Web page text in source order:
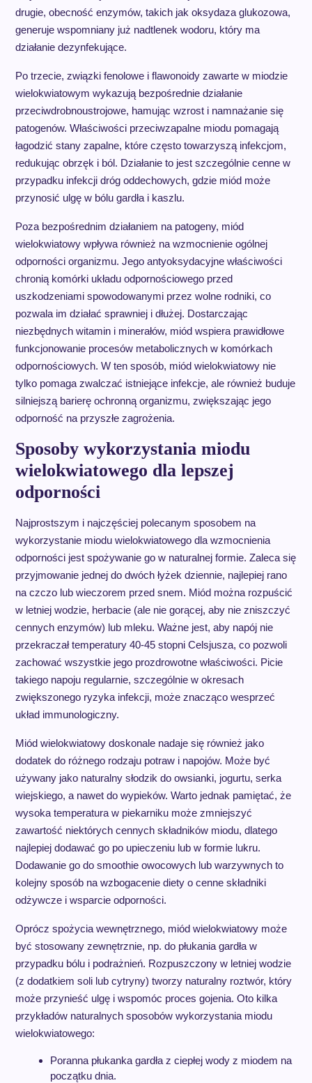
drugie, obecność enzymów, takich jak oksydaza glukozowa,
generuje wspomniany już nadtlenek wodoru, który ma
działanie dezynfekujące.
Po trzecie, związki fenolowe i flawonoidy zawarte w miodzie
wielokwiatowym wykazują bezpośrednie działanie
przeciwdrobnoustrojowe, hamując wzrost i namnażanie się
patogenów. Właściwości przeciwzapalne miodu pomagają
łagodzić stany zapalne, które często towarzyszą infekcjom,
redukując obrzęk i ból. Działanie to jest szczególnie cenne w
przypadku infekcji dróg oddechowych, gdzie miód może
przynosić ulgę w bólu gardła i kaszlu.
Poza bezpośrednim działaniem na patogeny, miód
wielokwiatowy wpływa również na wzmocnienie ogólnej
odporności organizmu. Jego antyoksydacyjne właściwości
chronią komórki układu odpornościowego przed
uszkodzeniami spowodowanymi przez wolne rodniki, co
pozwala im działać sprawniej i dłużej. Dostarczając
niezbędnych witamin i minerałów, miód wspiera prawidłowe
funkcjonowanie procesów metabolicznych w komórkach
odpornościowych. W ten sposób, miód wielokwiatowy nie
tylko pomaga zwalczać istniejące infekcje, ale również buduje
silniejszą barierę ochronną organizmu, zwiększając jego
odporność na przyszłe zagrożenia.
Sposoby wykorzystania miodu
wielokwiatowego dla lepszej
odporności
Najprostszym i najczęściej polecanym sposobem na
wykorzystanie miodu wielokwiatowego dla wzmocnienia
odporności jest spożywanie go w naturalnej formie. Zaleca się
przyjmowanie jednej do dwóch łyżek dziennie, najlepiej rano
na czczo lub wieczorem przed snem. Miód można rozpuścić
w letniej wodzie, herbacie (ale nie gorącej, aby nie zniszczyć
cennych enzymów) lub mleku. Ważne jest, aby napój nie
przekraczał temperatury 40-45 stopni Celsjusza, co pozwoli
zachować wszystkie jego prozdrowotne właściwości. Picie
takiego napoju regularnie, szczególnie w okresach
zwiększonego ryzyka infekcji, może znacząco wesprzeć
układ immunologiczny.
Miód wielokwiatowy doskonale nadaje się również jako
dodatek do różnego rodzaju potraw i napojów. Może być
używany jako naturalny słodzik do owsianki, jogurtu, serka
wiejskiego, a nawet do wypieków. Warto jednak pamiętać, że
wysoka temperatura w piekarniku może zmniejszyć
zawartość niektórych cennych składników miodu, dlatego
najlepiej dodawać go po upieczeniu lub w formie lukru.
Dodawanie go do smoothie owocowych lub warzywnych to
kolejny sposób na wzbogacenie diety o cenne składniki
odżywcze i wsparcie odporności.
Oprócz spożycia wewnętrznego, miód wielokwiatowy może
być stosowany zewnętrznie, np. do płukania gardła w
przypadku bólu i podrażnień. Rozpuszczony w letniej wodzie
(z dodatkiem soli lub cytryny) tworzy naturalny roztwór, który
może przynieść ulgę i wspomóc proces gojenia. Oto kilka
przykładów naturalnych sposobów wykorzystania miodu
wielokwiatowego:
Poranna płukanka gardła z ciepłej wody z miodem na
początku dnia.